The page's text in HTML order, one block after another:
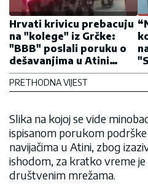
Hrvati krivicu prebacuju
na "kolege" iz Grčke:
"BBB" poslali poruku o
dešavanjima u Atini
(FOTO)
PRETHODNA VIJEST
Slika na kojoj se vide
ispisanom porukom
navijačima u Atini, zbog
ishodom, za kratko vreme
društvenim mrežama.